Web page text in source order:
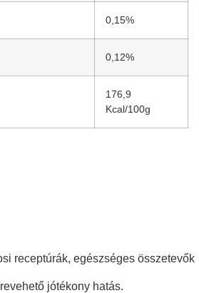
0,15%
0,12%
176,9
Kcal/100g
receptúrák, egészséges összetevők
jótékony hatás.